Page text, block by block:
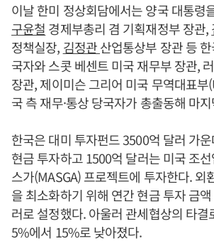
이날 한미 정상회담에서는 양국 대통령
구윤철 경제부총리 겸 기획재정부 장관,
정책실장, 김정관산업통상부 장관 등
국자와 스콧 베센트 미국 재무부 장관,
장관, 제이미슨 그리어 미국 무역대표부
국 측 재무·통상 당국자가 총출동해 마
한국은 대미 투자펀드 3500억 달러 가
현금 투자하고 1500억 달러는 미국 조
스가(MASGA) 프로젝트에 투자한다. 외
을 최소화하기 위해 연간 현금 투자 금
러로 설정했다. 아울러 관세협상의 타결
5%에서 15%로 낮아졌다.